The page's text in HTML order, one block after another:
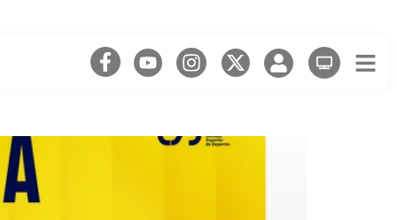
i la Minicopa